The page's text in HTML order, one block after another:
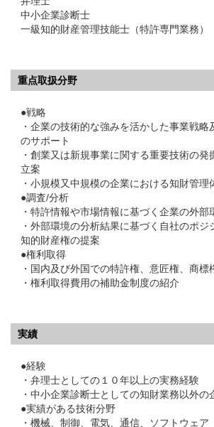
中小企業診断士
一級知的財産管理技能士（特許専門業務）
重点取扱分野
●戦略
・企業の技術的な強みを活かした事業戦略
のサポート
・創業又は新規事業に関する重要技術の
立案
・小規模又中規模の企業における知財管理
●調査/分析
・特許情報や市場情報に基づく企業の外部
・外部環境の分析結果に基づく自社のポジ
知的財産権の提案
●権利取得
・国内及び外国での特許権、意匠権、商標
・権利取得費用の補助金制度の紹介
実績
●経験
・弁理士としての１０年以上の実務経験
・中小企業診断士としての知財業務以外の
●実績がある技術分野
・機械、制御、電気、通信、ソフトウェア